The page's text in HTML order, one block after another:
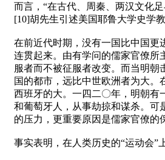
而言，“在古代、周秦、两汉文化
[10]胡先生引述美国耶鲁大学史学
在前近代时期，没有一国比中国更
连贯起来。由有学问的儒家官僚所
服者而不被征服者改变。而当明朝
国的都市，远比中世欧洲者为大
西班牙的大。一四二〇年，明朝有
和葡萄牙人，从事劫掠和谋杀。可
的压力，更重要原因是儒家官僚的
事实表明，在人类历史的“运动会”